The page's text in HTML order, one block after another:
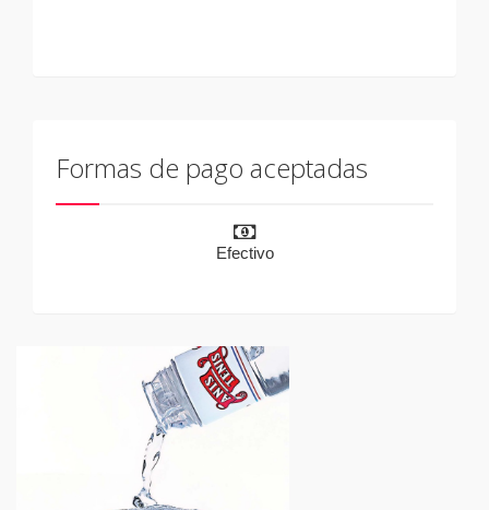
Formas de pago aceptadas
Efectivo